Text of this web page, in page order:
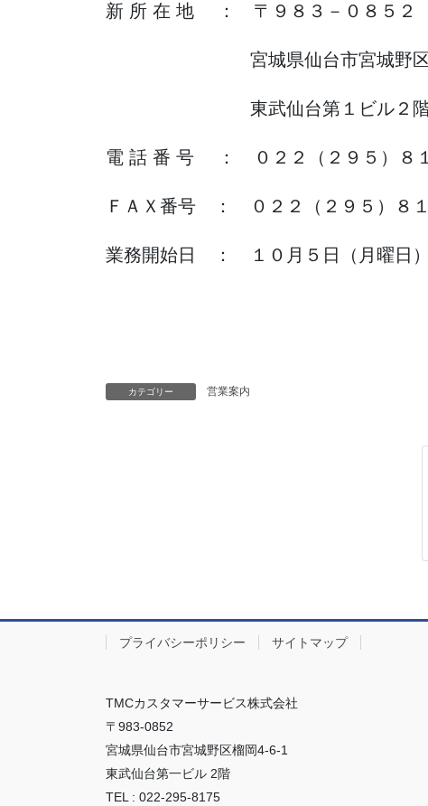
新 所 在 地 ： 〒９８３－０８５２
宮城県仙台市宮城野区榴岡
東武仙台第１ビル２
電 話 番 号 ： ０２２（２９５）８
ＦＡＸ番号 ： ０２２（２９５）８
業務開始日 ： １０月５日（月曜日）
カテゴリー 営業案内
プライバシーポリシー サイトマップ
TMCカスタマーサービス株式会社
〒983-0852
宮城県仙台市宮城野区榴岡4-6-1
東武仙台第一ビル 2階
TEL : 022-295-8175